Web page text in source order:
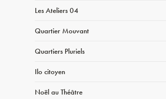
Les Ateliers 04
Quartier Mouvant
Quartiers Pluriels
Ilo citoyen
Noël au Théâtre